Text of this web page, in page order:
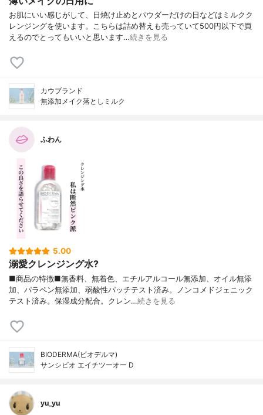
お肌にいい感じがして、日焼け止めとパウダーだけの日などはミルクク
レンジングを使います。こちらは詰め替えも売っていて500円以下で買
えるのでとってもいいと思います…続きを見る
カウブランド
無添加メイク落としミルク
ふわん
5.00
溺愛クレンジング水?
■商品の特徴■無香料、無着色、エチルアルコール無添加、オイル無添
加、パラペン無添加、弱酸性パッチテスト済み。ノンコメドジェニック
テスト済み。保湿成分配合。クレン…続きを見る
BIODERMA(ビオデルマ)
サンシビオ エイチツーオー D
yu_yu